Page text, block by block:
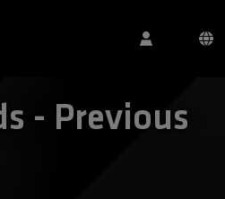
- Previous